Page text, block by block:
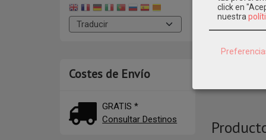
Costes de Envío
GRATIS *
Consultar Destinos
Mod:
click en
nuestra